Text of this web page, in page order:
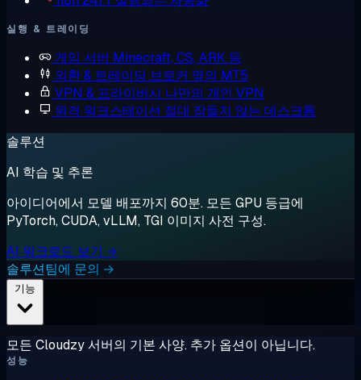
실행 & 트레이딩
게임 서버 Minecraft, CS, ARK 등
외환 & 트레이딩 브로커 옆의 MT5
VPN & 프라이버시 나만의 개인 VPN
원격 워크스테이션 절대 잠들지 않는 데스크톱
솔루션
AI 학습 및 추론
아이디어에서 모델 배포까지 60분. 모든 GPU 등급에
PyTorch, CUDA, vLLM, TGI 이미지 사전 구성.
AI 워크로드 보기 →
솔루션팀에 문의 →
모든 Cloudzy 서버의 기본 사양. 추가 옵션이 아닙니다.
성능